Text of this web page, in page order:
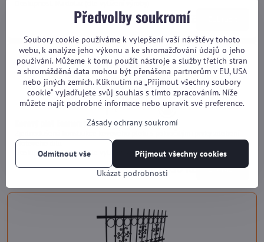
od 2 600 Kč
Kovový plot Economy TVE SP10 HARMONY
plotového dílu
Dostupnost:Na dotaz (dle vytížení výroby)
od 3 030 Kč Zobrazit
Předvolby soukromí
Soubory cookie používáme k vylepšení vaší návštěvy tohoto
webu, k analýze jeho výkonu a ke shromažďování údajů o jeho
používání. Můžeme k tomu použít nástroje a služby třetích stran
a shromážděná data mohou být přenášena partnerům v EU, USA
nebo jiných zemích. Kliknutím na „Přijmout všechny soubory
cookie“ vyjadřujete svůj souhlas s tímto zpracováním. Níže
můžete najít podrobné informace nebo upravit své preference.
Zásady ochrany soukromí
Ukázat podrobnosti
Přijmout všechny cookies
Odmítnout vše